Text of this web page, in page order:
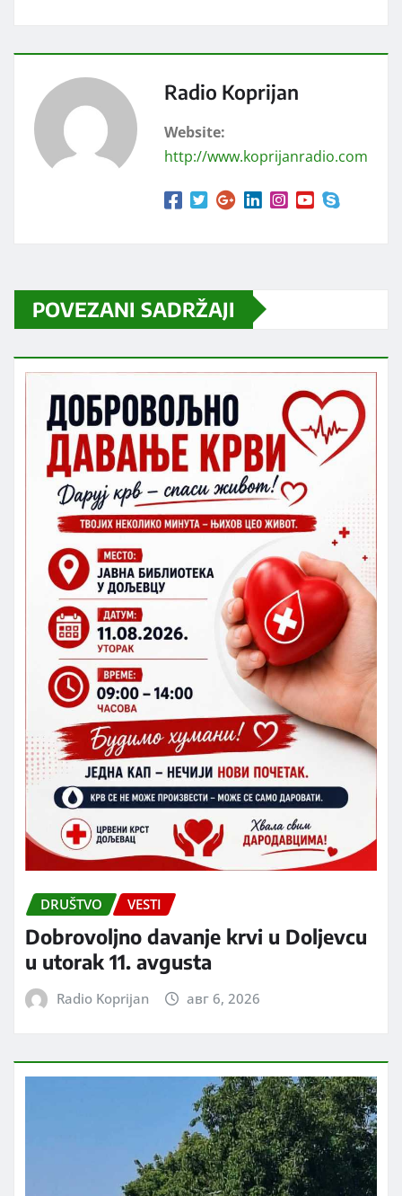
Radio Koprijan
Website:
http://www.koprijanradio.com
POVEZANI SADRŽAJI
DRUŠTVO VESTI
Dobrovoljno davanje krvi u Doljevcu
u utorak 11. avgusta
Radio Koprijan авг 6, 2026